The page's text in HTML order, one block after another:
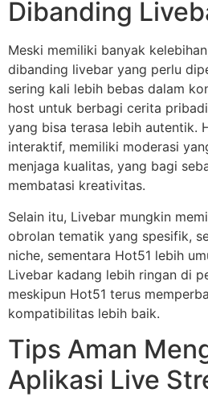
Dibanding
Meski memiliki banyak
dibanding livebar yang perlu
sering kali lebih bebas dalam
host untuk berbagi cerita
yang bisa terasa lebih autentik.
interaktif, memiliki moderasi
menjaga kualitas, yang bagi
membatasi kreativitas.
Selain itu, Livebar mungkin
obrolan tematik yang spesifik,
niche, sementara Hot51 lebih
Livebar kadang lebih ringan di
meskipun Hot51 terus
kompatibilitas lebih baik.
Tips Aman
Aplikasi Live